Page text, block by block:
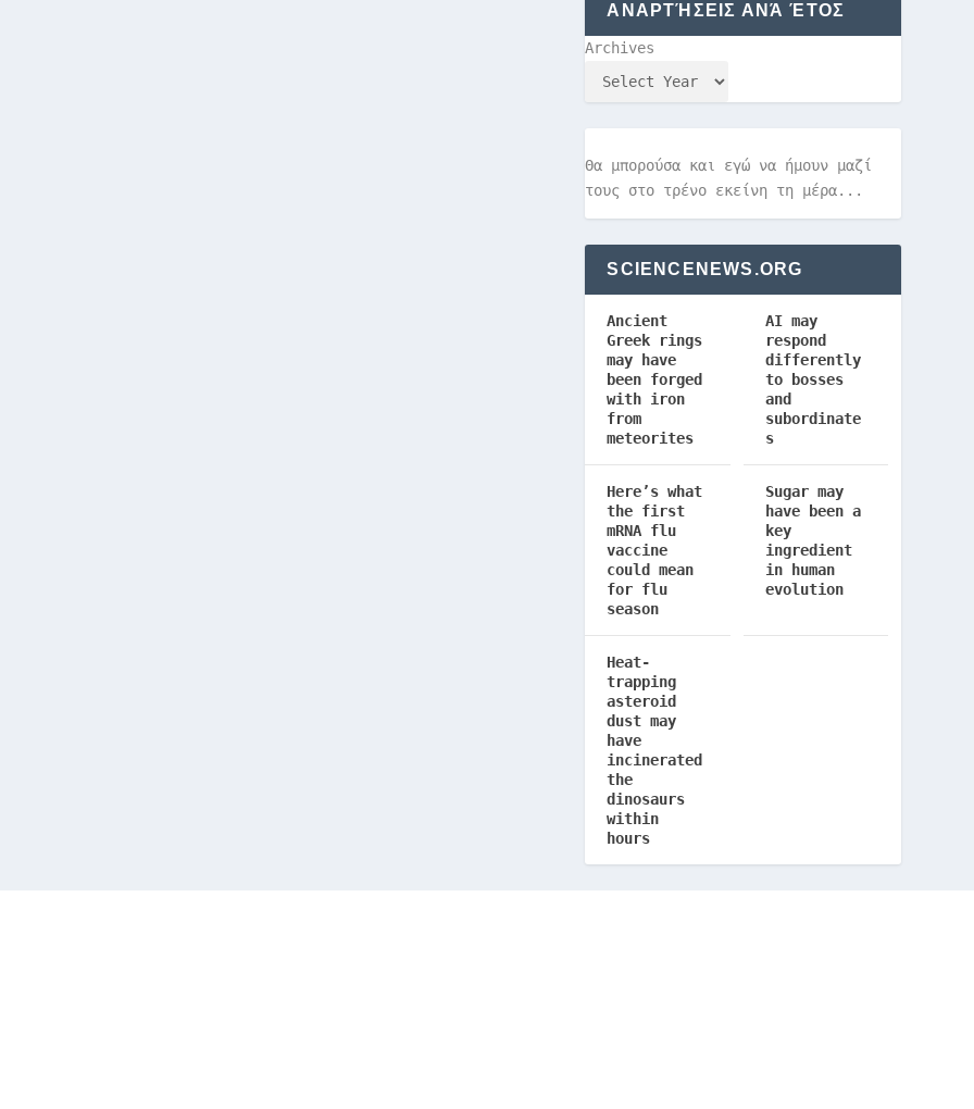
ΑΝΑΡΤΉΣΕΙΣ ΑΝΆ ΈΤΟΣ
Archives
Θα μπορούσα και εγώ να ήμουν μαζί
τους στο τρένο εκείνη τη μέρα...
SCIENCENEWS.ORG
Ancient
Greek rings
may have
been forged
with iron
from
meteorites
AI may
respond
differently
to bosses
and
subordinate
s
Here’s what
the first
mRNA flu
vaccine
could mean
for flu
season
Sugar may
have been a
key
ingredient
in human
evolution
Heat-
trapping
asteroid
dust may
have
incinerated
the
dinosaurs
within
hours